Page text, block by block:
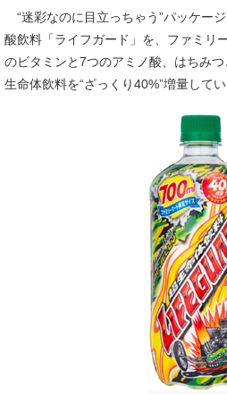
“迷彩なのに目立っちゃう”パッケー
酸飲料「ライフガード」を、ファミリ
のビタミンと7つのアミノ酸、はちみ
生命体飲料を“ざっくり40%”増量してい